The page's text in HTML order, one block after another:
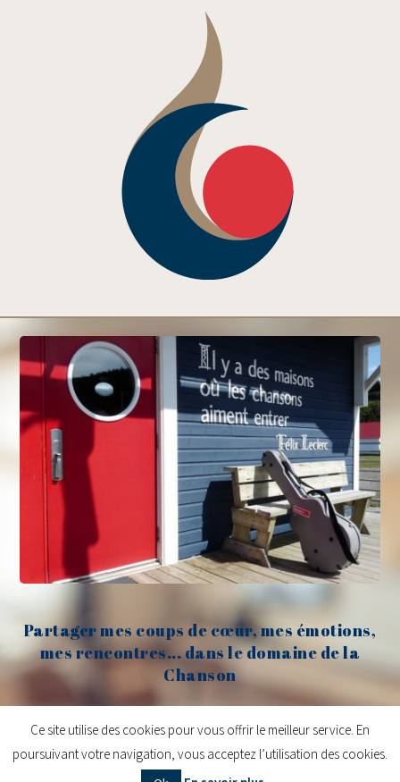
Partager mes coups de cœur, mes émotions,
mes rencontres... dans le domaine de la
Chanson
Claude Fèvre
Claude Fèvre | Chanter c'est lancer des balles
Ce site utilise des cookies pour vous offrir le meilleur service. En
poursuivant votre navigation, vous acceptez l’utilisation des cookies.